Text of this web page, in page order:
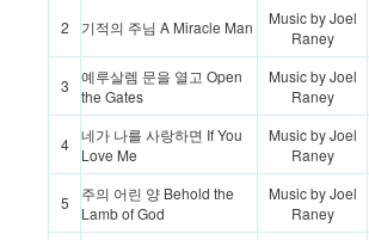
2 기적의 주님 A Miracle Man
Music by Joel
Raney
3
예루살렘 문을 열고 Open
the Gates
Music by Joel
Raney
4
네가 나를 사랑하면 If You
Love Me
Music by Joel
Raney
5
주의 어린 양 Behold the
Lamb of God
Music by Joel
Raney